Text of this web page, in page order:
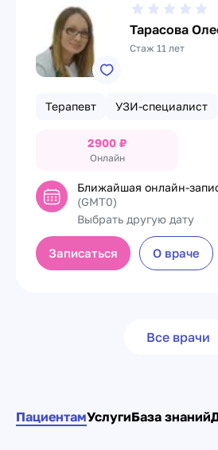
Тарасова
Стаж 11 лет
Терапевт УЗИ-специалист
2900 ₽
Онлайн
Ближайшая онлайн-
(GMT0)
Выбрать другую дату
Записаться О враче
Все врачи
ПациентамУслугиБаза знаний